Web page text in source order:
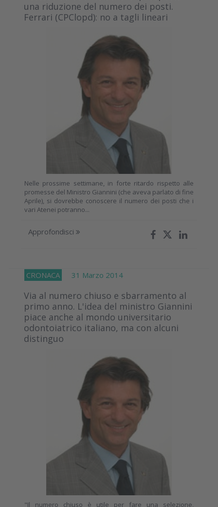
una riduzione del numero dei posti.
Ferrari (CPClopd): no a tagli lineari
Nelle prossime settimane, in forte ritardo rispetto alle
promesse del Ministro Giannini (che aveva parlato di fine
Aprile), si dovrebbe conoscere il numero dei posti che i
vari Atenei potranno...
Approfondisci
CRONACA 31 Marzo 2014
Via al numero chiuso e sbarramento al
primo anno. L'idea del ministro Giannini
piace anche al mondo universitario
odontoiatrico italiano, ma con alcuni
distinguo
"Il numero chiuso è utile per fare una selezione,